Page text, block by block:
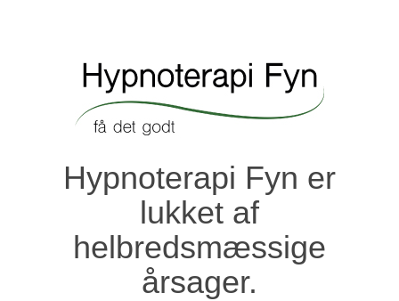
Hypnoterapi Fyn er
lukket af
helbredsmæssige
årsager.